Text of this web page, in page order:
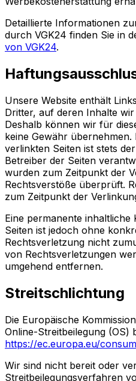
Detaillierte Informationen
durch VGK24 finden Sie in
von VGK24.
Unsere Website enthält
Dritter, auf deren Inhalte
Deshalb können wir für
keine Gewähr übernehmen.
verlinkten Seiten ist stets
Betreiber der Seiten
wurden zum Zeitpunkt der
Rechtsverstöße überprüft.
zum Zeitpunkt der
Eine permanente
Seiten ist jedoch ohne
Rechtsverletzung nicht
von Rechtsverletzungen
umgehend entfernen.
Streitschlichtung
Die Europäische
Online-Streitbeilegung (OS)
https://ec.europa.eu/
Wir sind nicht bereit oder
Streitbeilegungsverfahren